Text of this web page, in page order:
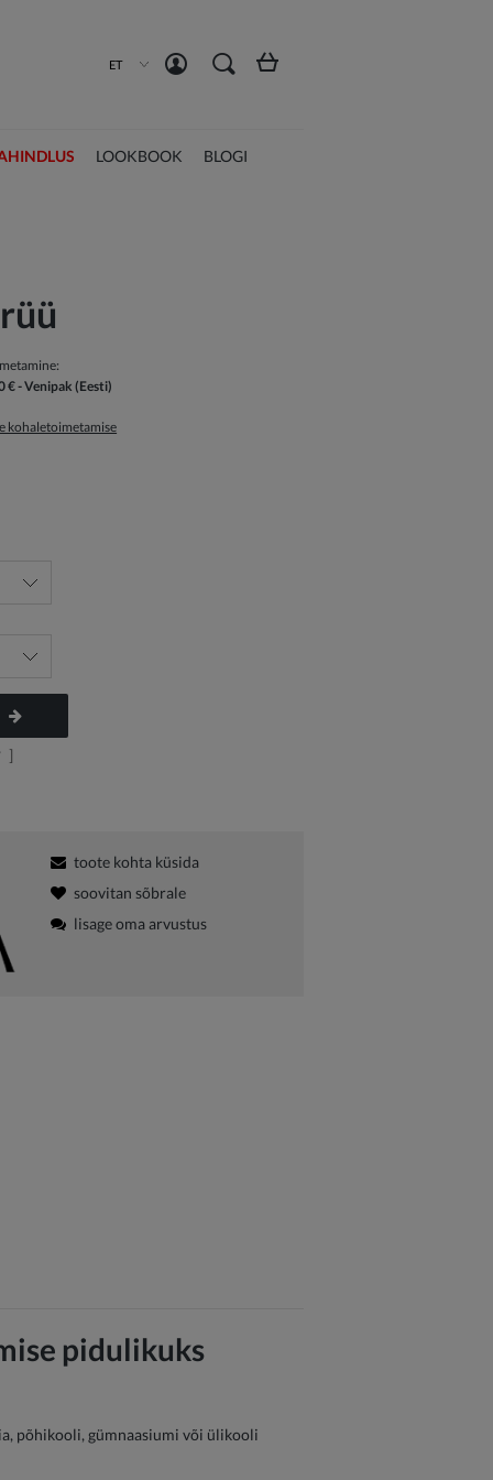
ET
LOOKBOOK BLOGI
€- Venipak (Eesti)
kohaletoimetamise
]
toote kohta küsida
soovitan sõbrale
lisage oma arvustus
pidulikuks
põhikooli, gümnaasiumi või ülikooli